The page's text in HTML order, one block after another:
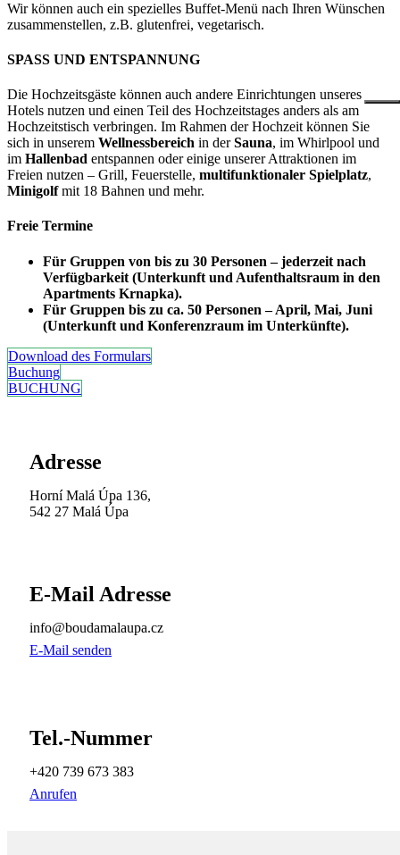
Wir können auch ein spezielles Buffet-Menü nach Ihren Wünschen
zusammenstellen, z.B. glutenfrei, vegetarisch.
SPASS UND ENTSPANNUNG
Die Hochzeitsgäste können auch andere Einrichtungen unseres
Hotels nutzen und einen Teil des Hochzeitstages anders als am
Hochzeitstisch verbringen. Im Rahmen der Hochzeit können Sie
sich in unserem Wellnessbereich in derSauna, im Whirlpool und
im Hallenbad entspannen oder einige unserer Attraktionen im
Freien nutzen – Grill, Feuerstelle, multifunktionaler Spielplatz,
Minigolfmit 18 Bahnen und mehr.
Freie Termine
Für Gruppen von bis zu 30 Personen – jederzeit nach
Verfügbarkeit (Unterkunft und Aufenthaltsraum in den
Apartments Krnapka).
Für Gruppen bis zu ca. 50 Personen – April, Mai, Juni
(Unterkunft und Konferenzraum im Unterkünfte).
Download des Formulars
Buchung
BUCHUNG
Adresse
Horní Malá Úpa 136,
542 27 Malá Úpa
E-Mail Adresse
info@boudamalaupa.cz
E-Mail senden
Tel.-Nummer
+420 739 673 383
Anrufen